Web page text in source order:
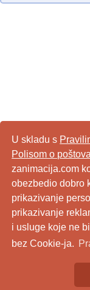
U skladu s
Polisom o
zanimacija.com
obezbedio dobro
prikazivanje
prikazivanje
i usluge koje ne
bez Cookie-ja.